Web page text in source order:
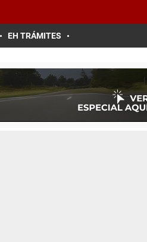
EH TRÁMITES